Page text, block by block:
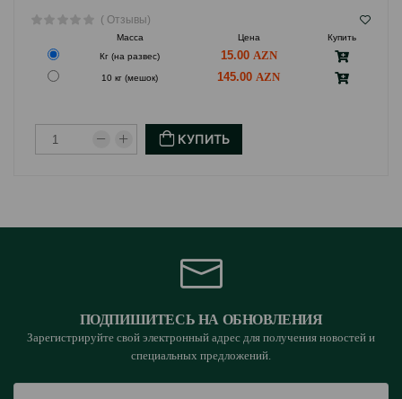
( Отзывы)
Масса Цена
Купить
Кг (на развес)
15.00
10 кг (мешок) 145.00
КУПИТЬ
ПОДПИШИТЕСЬ НА ОБНОВЛЕНИЯ
Зарегистрируйте свой электронный адрес для получения новостей и
специальных предложений.